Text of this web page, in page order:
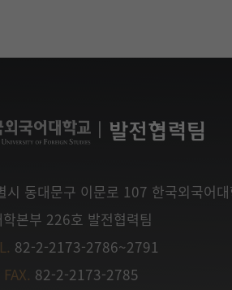
발전협력팀
시 동대문구 이문로 107 한국외국어
학본부 226호 발전협력팀
82-2-2173-2786~2791
FAX. 82-2-2173-2785